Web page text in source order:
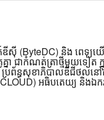
ឌីស៊ី (ByteDC) និង ពេទ្យយ
គ្នា ជាកំណត់ត្រាថ្មីមួយទៀត
ប្រព័ន្ធសុខាភិបាលឌីជីថល​នៅក
អធិបតេយ្យ និងឯ